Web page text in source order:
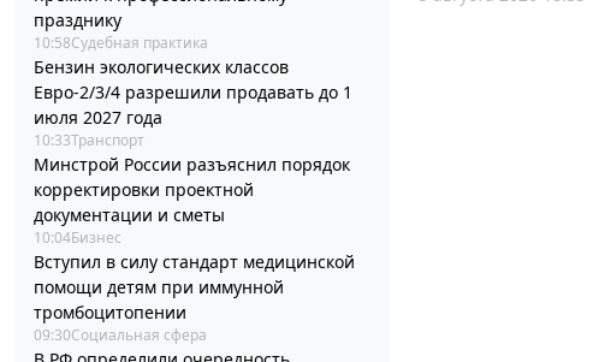
празднику
10:58Судебная практика
Бензин экологических классов
Евро-2/3/4 разрешили продавать до 1
июля 2027 года
10:33Транспорт
Минстрой России разъяснил порядок
корректировки проектной
документации и сметы
10:04Бизнес
Вступил в силу стандарт медицинской
помощи детям при иммунной
тромбоцитопении
09:30Социальная сфера